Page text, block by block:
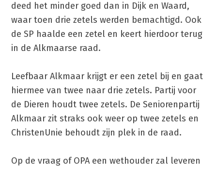
deed het minder goed dan in Dijk en Waard,
waar toen drie zetels werden bemachtigd. Ook
de SP haalde een zetel en keert hierdoor terug
in de Alkmaarse raad.
Leefbaar Alkmaar krijgt er een zetel bij en gaat
hiermee van twee naar drie zetels. Partij voor
de Dieren houdt twee zetels. De Seniorenpartij
Alkmaar zit straks ook weer op twee zetels en
ChristenUnie behoudt zijn plek in de raad.
Op de vraag of OPA een wethouder zal leveren